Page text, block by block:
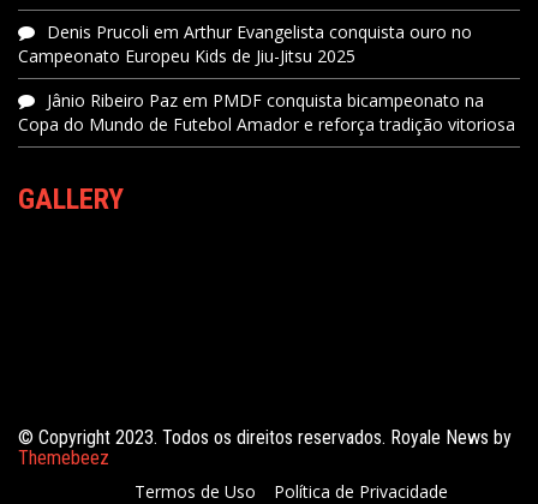
Denis Prucoli em Arthur Evangelista conquista ouro no
Campeonato Europeu Kids de Jiu-Jitsu 2025
Jânio Ribeiro Paz em PMDF conquista bicampeonato na
Copa do Mundo de Futebol Amador e reforça tradição vitoriosa
GALLERY
© Copyright 2023. Todos os direitos reservados. Royale News by
Themebeez
Termos de Uso
Política de Privacidade